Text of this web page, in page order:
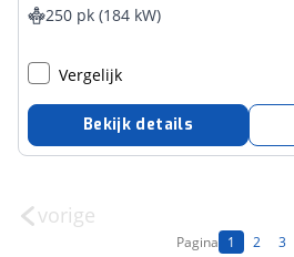
250 pk (184 kW)
Vergelijk
Bekijk details
vorige
Pagina 1 2 3